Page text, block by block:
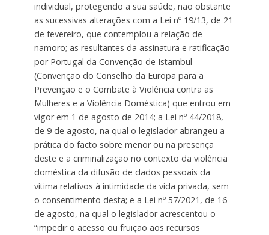
individual, protegendo a sua saúde, não obstante
as sucessivas alterações com a Lei nº 19/13, de 21
de fevereiro, que contemplou a relação de
namoro; as resultantes da assinatura e ratificação
por Portugal da Convenção de Istambul
(Convenção do Conselho da Europa para a
Prevenção e o Combate à Violência contra as
Mulheres e a Violência Doméstica) que entrou em
vigor em 1 de agosto de 2014; a Lei nº 44/2018,
de 9 de agosto, na qual o legislador abrangeu a
prática do facto sobre menor ou na presença
deste e a criminalização no contexto da violência
doméstica da difusão de dados pessoais da
vítima relativos à intimidade da vida privada, sem
o consentimento desta; e a Lei nº 57/2021, de 16
de agosto, na qual o legislador acrescentou o
“impedir o acesso ou fruição aos recursos